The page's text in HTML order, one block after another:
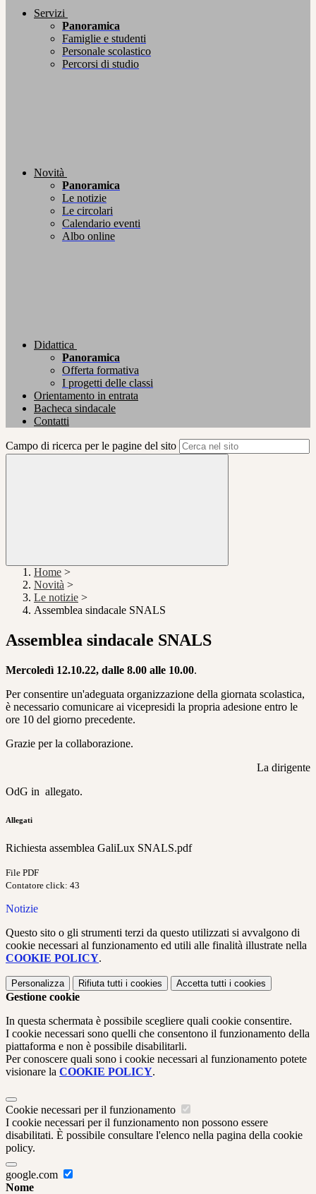
Servizi
Panoramica
Famiglie e studenti
Personale scolastico
Percorsi di studio
Novità
Panoramica
Le notizie
Le circolari
Calendario eventi
Albo online
Didattica
Panoramica
Offerta formativa
I progetti delle classi
Orientamento in entrata
Bacheca sindacale
Contatti
Campo di ricerca per le pagine del sito
Home >
Novità >
Le notizie >
Assemblea sindacale SNALS
Assemblea sindacale SNALS
Mercoledì 12.10.22, dalle 8.00 alle 10.00.
Per consentire un'adeguata organizzazione della giornata scolastica,
è necessario comunicare ai vicepresidi la propria adesione entro le
ore 10 del giorno precedente.
Grazie per la collaborazione.
La dirigente
OdG in allegato.
Allegati
Richiesta assemblea GaliLux SNALS.pdf
File PDF
Contatore click: 43
Notizie
Questo sito o gli strumenti terzi da questo utilizzati si avvalgono di
cookie necessari al funzionamento ed utili alle finalità illustrate nella
COOKIE POLICY.
Personalizza Rifiuta tutti i cookies Accetta tutti i cookies
Gestione cookie
In questa schermata è possibile scegliere quali cookie consentire.
I cookie necessari sono quelli che consentono il funzionamento della
piattaforma e non è possibile disabilitarli.
Per conoscere quali sono i cookie necessari al funzionamento potete
visionare la COOKIE POLICY.
Cookie necessari per il funzionamento
I cookie necessari per il funzionamento non possono essere
disabilitati. È possibile consultare l'elenco nella pagina della cookie
policy.
google.com
Nome